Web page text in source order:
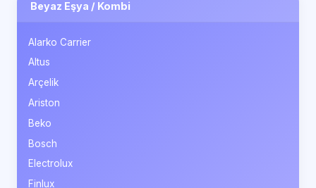
Beyaz Eşya / Kombi
Alarko Carrier
Altus
Arçelik
Ariston
Beko
Bosch
Electrolux
Finlux